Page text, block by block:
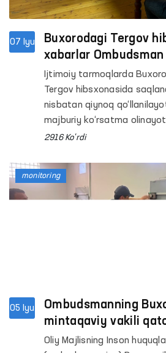
07 Iyu
Buxorodagi Tergov
xabarlar
o‘rganildi
Ijtimoiy tarmoqlarda
Tergov hibsxonasida
nisbatan qiynoq
majburiy ko‘rsatma
tarqaldi.
2916 Ko'rdi
05 Iyu
Ombudsmanning
mintaqaviy vakili
monitoring o‘tkazdi
Oliy Majlisning Inson
monitoring